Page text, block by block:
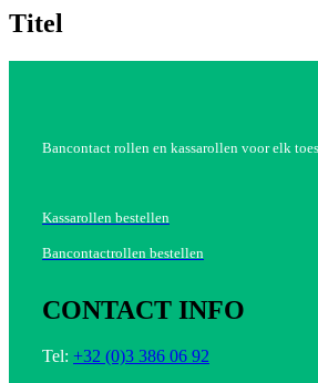
view
Titel
Bancontact rollen en kassarollen voor elk
Kassarollen bestellen
Bancontactrollen bestellen
CONTACT INFO
Tel: +32 (0)3 386 06 92